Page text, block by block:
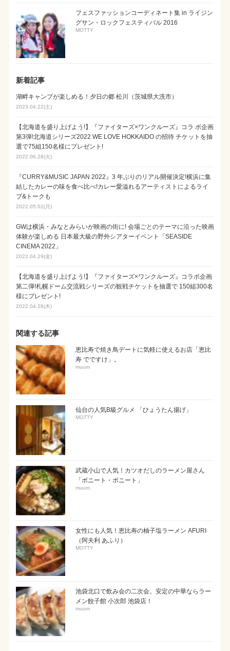
フェスファッションコーディネート集 in ライジン
グサン・ロックフェスティバル 2016
MOTTY
新着記事
湖畔キャンプが楽しめる！夕日の郷 松川（茨城県大洗市）
2023.04.22(土)
【北海道を盛り上げよう!】『ファイターズ×ワンクルーズ』コラ ボ企画
第3弾!北海道シリーズ2022 WE LOVE HOKKAIDO の招待 チケットを抽
選で75組150名様にプレゼント!
2022.06.28(火)
『CURRY&MUSIC JAPAN 2022』3 年ぶりのリアル開催決定!横浜に集
結したカレーの味を食べ比べ!カレー愛溢れるアーティストによるライ
ブ&トークも
2022.05.02(月)
GWは横浜・みなとみらいが映画の街に! 会場ごとのテーマに沿った映画
体験が楽しめる 日本最大級の野外シアターイベント「SEASIDE
CINEMA 2022」
2022.04.29(金)
【北海道を盛り上げよう!】『ファイターズ×ワンクルーズ』コラボ企画
第二弾!札幌ドーム交流戦シリーズの観戦チケットを抽選で 150組300名
様にプレゼント!
2022.04.28(木)
関連する記事
恵比寿で焼き鳥デートに気軽に使えるお店「恵比
寿 でですけ」。
muum
仙台の人気B級グルメ 「ひょうたん揚げ」
MOTTY
武蔵小山で人気！カツオだしのラーメン屋さん
「ボニート・ボニート」
muum
女性にも人気！恵比寿の柚子塩ラーメン AFURI
（阿夫利 あふり）
MOTTY
池袋北口で飲み会の二次会。安定の中華ならラー
メン餃子館 小次郎 池袋店！
muum